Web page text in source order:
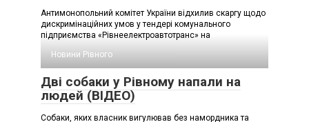
Антимонопольний комітет України відхилив скаргу щодо
дискримінаційних умов у тендері комунального
підприємства «Рівнеелектроавтотранс» на
Новини Рівного
Дві собаки у Рівному напали на
людей (ВІДЕО)
Собаки, яких власник вигулював без намордника та